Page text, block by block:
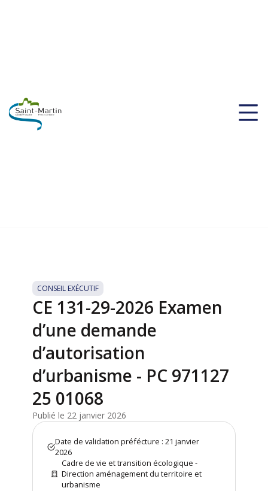
CONSEIL EXÉCUTIF
CE 131-29-2026 Examen
d’une demande
d’autorisation
d’urbanisme - PC 971127
25 01068
Publié le 22 janvier 2026
Date de validation préfécture : 21 janvier
2026
Cadre de vie et transition écologique -
Direction aménagement du territoire et
urbanisme